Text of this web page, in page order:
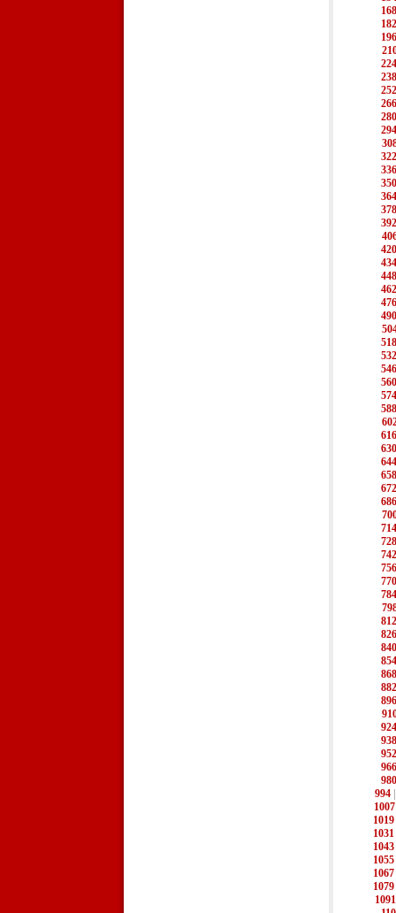
168
182
196
224
238
252
266
280
294
322
336
350
364
378
392
420
434
448
462
476
490
518
532
546
560
574
588
616
630
644
658
672
686
714
728
742
756
770
784
812
826
840
854
868
882
896
924
938
952
966
980
994
1007
1019
1031
1043
1055
1067
1079
1091